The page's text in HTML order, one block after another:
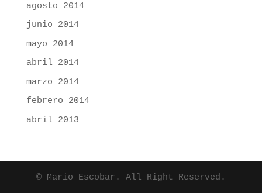
agosto 2014
junio 2014
mayo 2014
abril 2014
marzo 2014
febrero 2014
abril 2013
© Mario Escobar. All Right Reserved.